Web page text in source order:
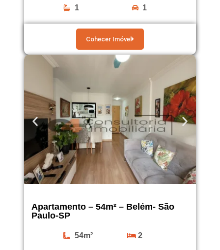
1 1
Cohecer Imóvel
Apartamento – 54m² – Belém- São
Paulo-SP
54m² 2